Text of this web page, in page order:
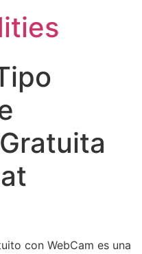
con WebCam es una